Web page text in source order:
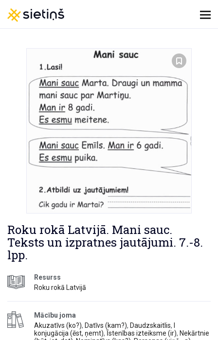
Roku rokā Latvijā. Mani sauc.
Teksts un izpratnes jautājumi. 7.-8.
lpp.
Resurss
Roku rokā Latvijā
Mācību joma
Akuzatīvs (ko?), Datīvs (kam?), Daudzskaitlis,
konjugācija (ēst, ņemt), Īstenības izteiksme (ir), Nekārtnie